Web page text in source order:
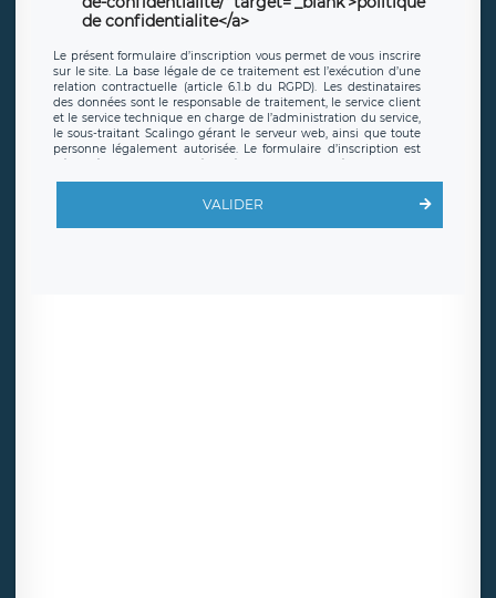
de confidentialite</a>
Le présent formulaire d’inscription vous permet de vous inscrire
sur le site. La base légale de ce traitement est l’exécution d’une
relation contractuelle (article 6.1.b du RGPD). Les destinataires
des données sont le responsable de traitement, le service client
et le service technique en charge de l’administration du service,
le sous-traitant Scalingo gérant le serveur web, ainsi que toute
personne légalement autorisée. Le formulaire d’inscription est
offrant desclauses de protection conformes au RGPD. Les
en sollicite la suppression, étant entendu que vous pouvez
demander la suppression de vos données et retirer votre
VALIDER